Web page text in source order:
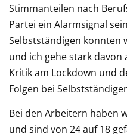
Stimmanteilen nach
Partei ein Alarmsignal
Selbstständigen konnten
und ich gehe stark davon
Kritik am Lockdown und
Folgen bei
Bei den Arbeitern haben
und sind von 24 auf 18